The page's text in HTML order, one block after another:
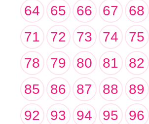
64
65 66 67 68
71
72 73 74 75
78
79 80 81 82
85
86 87 88 89
92
93 94 95 96